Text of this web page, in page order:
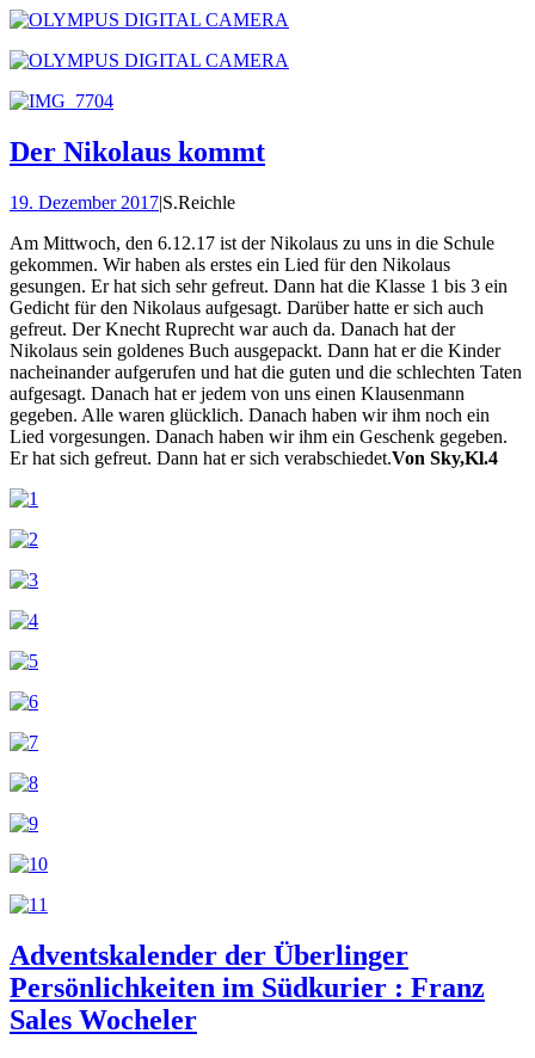
Der Nikolaus kommt
19. Dezember 2017|S.Reichle
Am Mittwoch, den 6.12.17 ist der Nikolaus zu uns in die Schule
gekommen. Wir haben als erstes ein Lied für den Nikolaus
gesungen. Er hat sich sehr gefreut. Dann hat die Klasse 1 bis 3 ein
Gedicht für den Nikolaus aufgesagt. Darüber hatte er sich auch
gefreut. Der Knecht Ruprecht war auch da. Danach hat der
Nikolaus sein goldenes Buch ausgepackt. Dann hat er die Kinder
nacheinander aufgerufen und hat die guten und die schlechten Taten
aufgesagt. Danach hat er jedem von uns einen Klausenmann
gegeben. Alle waren glücklich. Danach haben wir ihm noch ein
Lied vorgesungen. Danach haben wir ihm ein Geschenk gegeben.
Er hat sich gefreut. Dann hat er sich verabschiedet.Von Sky,Kl.4
Adventskalender der Überlinger
Persönlichkeiten im Südkurier : Franz
Sales Wocheler